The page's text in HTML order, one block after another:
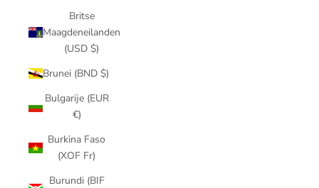
Britse
Maagdeneilanden
(USD $)
Brunei (BND $)
Bulgarije (EUR
€)
Burkina Faso
(XOF Fr)
Burundi (BIF